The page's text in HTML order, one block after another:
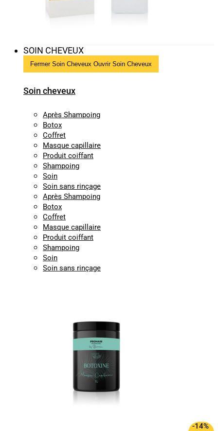
SOIN CHEVEUX
Fermer Soin Cheveux Ouvrir Soin Cheveux
Soin cheveux
Après Shampoing
Botox
Coffret
Masque capillaire
Produit coiffant
Shampoing
Soin
Soin sans rinçage
Après Shampoing
Botox
Coffret
Masque capillaire
Produit coiffant
Shampoing
Soin
Soin sans rinçage
-14%